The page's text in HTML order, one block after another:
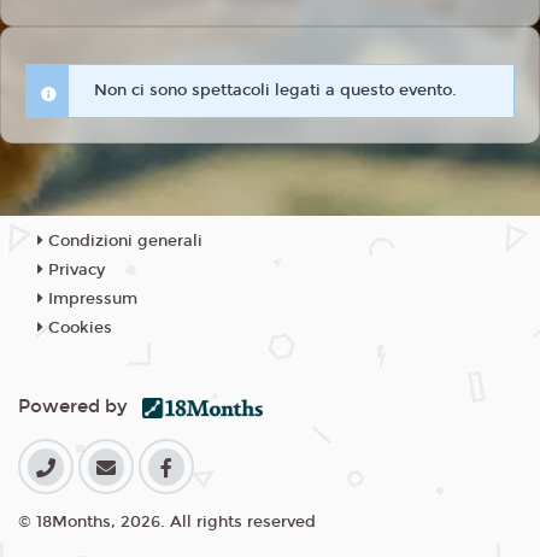
Non ci sono spettacoli legati a questo evento.
Condizioni generali
Privacy
Impressum
Cookies
Powered by
© 18Months, 2026. All rights reserved